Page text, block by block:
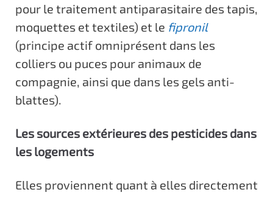
pour le traitement antiparasitaire des tapis,
moquettes et textiles) et le fipronil
(principe actif omniprésent dans les
colliers ou puces pour animaux de
compagnie, ainsi que dans les gels anti-
blattes).
Les sources extérieures des pesticides dans
les logements
Elles proviennent quant à elles directement